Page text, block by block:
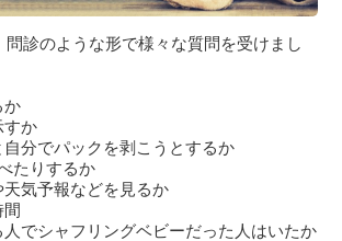
問診のような形で様々な質問を受けまし
か
すか
分でパックを剥こうとするか
たりするか
気予報などを見るか
間
人でシャフリングベビーだった人はいたか